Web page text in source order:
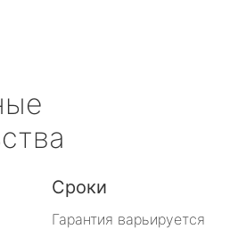
Сроки
Гарантия варьируется